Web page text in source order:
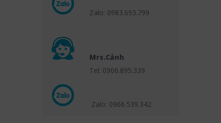
Zalo: 0983.693.799
Mrs.Cảnh
Tel: 0906.895.339
Zalo: 0966.539.342